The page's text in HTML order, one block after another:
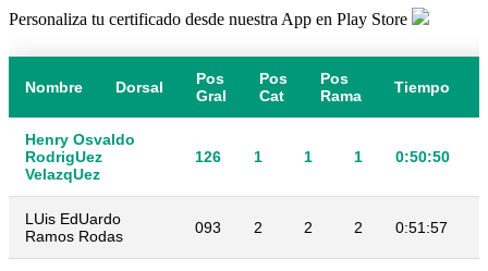
Personaliza tu certificado desde nuestra App en Play Store
Nombre Dorsal
Pos
Gral
Pos
Cat
Pos
Rama
Tiempo
Henry Osvaldo
RodrigUez
VelazqUez
126 1 1 1 0:50:50
LUis EdUardo
Ramos Rodas
093 2 2 2 0:51:57